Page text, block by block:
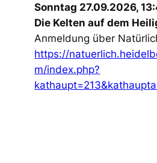
Sonntag 27.09.2026,
Die Kelten auf dem
Anmeldung über
https://
m/index.php?